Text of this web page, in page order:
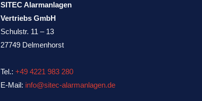
SITEC Alarmanlagen
Vertriebs GmbH
Schulstr. 11 – 13
27749 Delmenhorst
Tel.: +49 4221 983 280
E-Mail: info@sitec-alarmanlagen.de